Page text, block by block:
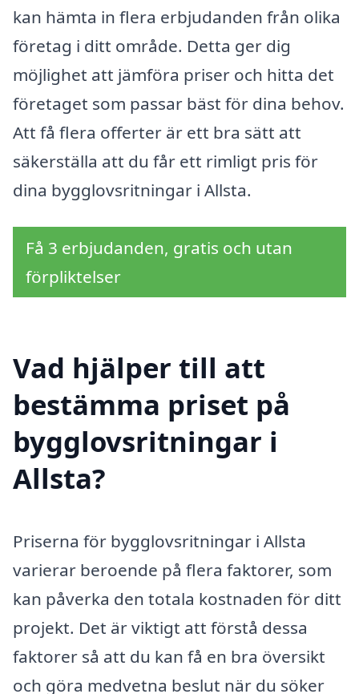
kan hämta in flera erbjudanden från olika
företag i ditt område. Detta ger dig
möjlighet att jämföra priser och hitta det
företaget som passar bäst för dina behov.
Att få flera offerter är ett bra sätt att
säkerställa att du får ett rimligt pris för
dina bygglovsritningar i Allsta.
Få 3 erbjudanden, gratis och utan
förpliktelser
Vad hjälper till att
bestämma priset på
bygglovsritningar i
Allsta?
Priserna för bygglovsritningar i Allsta
varierar beroende på flera faktorer, som
kan påverka den totala kostnaden för ditt
projekt. Det är viktigt att förstå dessa
faktorer så att du kan få en bra översikt
och göra medvetna beslut när du söker